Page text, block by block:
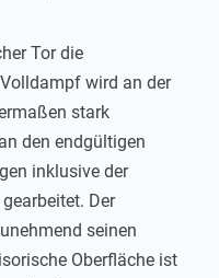
Tor die
wird an der
stark
den endgültigen
inklusive der
Der
seinen
Oberfläche ist